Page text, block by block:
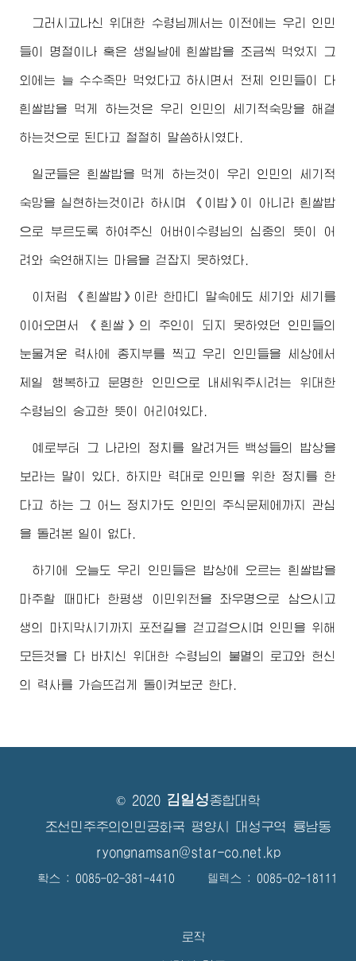
그러시고나신위대한 수령님께서 는 이전에는 우리 인민
들이 명절이나 혹은 생일날에 흰쌀밥을 조금씩 먹었지 그
외에는 늘 수수죽만 먹었다고 하시면서 전체 인민들이 다
흰쌀밥을 먹게 하는것은 우리 인민의 세기적숙망을 해결
하는것으로 된다고 절절히 말씀하시였다.
일군들은 흰쌀밥을 먹게 하는것이 우리 인민의 세기적
숙망을 실현하는것이라 하시며 《이밥》이 아니라 흰쌀밥
으로 부르도록 하여주신 어버이수령님 의 심중의 뜻이 어
려와 숙연해지는 마음을 걷잡지 못하였다.
이처럼 《흰쌀밥》이란 한마디 말속에도 세기와 세기를
이어오면서 《흰쌀》의 주인이 되지 못하였던 인민들의
눈물겨운 력사에 종지부를 찍고 우리 인민들을 세상에서
제일 행복하고 문명한 인민으로 내세워주시려는 위대한
수령님 의 숭고한 뜻이 어리여있다.
예로부터 그 나라의 정치를 알려거든 백성들의 밥상을
보라는 말이 있다. 하지만 력대로 인민을 위한 정치를 한
다고 하는 그 어느 정치가도 인민의 주식문제에까지 관심
을 돌려본 일이 없다.
하기에 오늘도 우리 인민들은 밥상에 오르는 흰쌀밥을
마주할 때마다 한평생 이민위천을 좌우명으로 삼으시고
생의 마지막시기까지 포전길을 걷고걸으시며 인민을 위해
모든것을 다 바치신 위대한 수령님의 불멸의 로고와 헌신
의 력사를 가슴뜨겁게 돌이켜보군 한다.
© 2020 김일성종합대학
조선민주주의인민공화국 평양시 대성구역 룡남동
ryongnamsan@star-co.net.kp
확스 : 0085-02-381-4410 텔렉스 : 0085-02-18111
로작